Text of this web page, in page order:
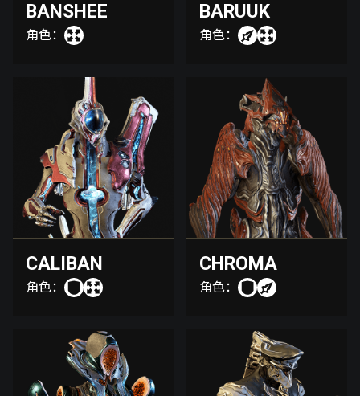
BANSHEE
角色：
BARUUK
角色：
CALIBAN
角色：
CHROMA
角色：